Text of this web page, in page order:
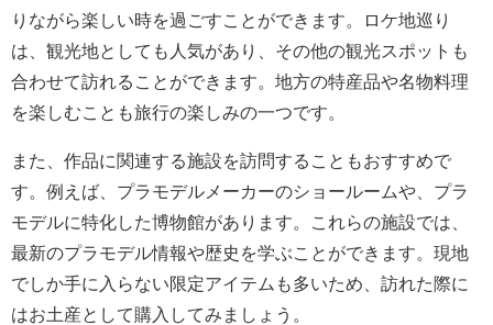
りながら楽しい時を過ごすことができます。ロケ地巡り
は、観光地としても人気があり、その他の観光スポットも
合わせて訪れることができます。地方の特産品や名物料理
を楽しむことも旅行の楽しみの一つです。
また、作品に関連する施設を訪問することもおすすめで
す。例えば、プラモデルメーカーのショールームや、プラ
モデルに特化した博物館があります。これらの施設では、
最新のプラモデル情報や歴史を学ぶことができます。現地
でしか手に入らない限定アイテムも多いため、訪れた際に
はお土産として購入してみましょう。